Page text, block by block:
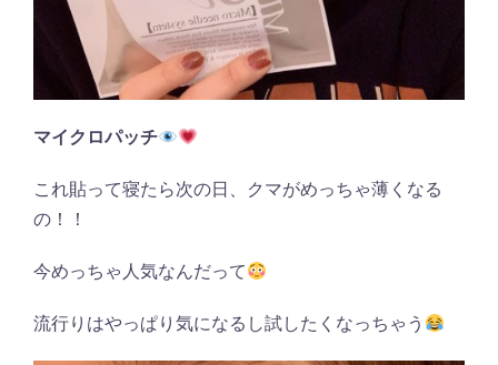
マイクロパッチ
これ貼って寝たら次の日、クマがめっちゃ薄くなる
の！！
今めっちゃ人気なんだって
流行りはやっぱり気になるし試したくなっちゃう